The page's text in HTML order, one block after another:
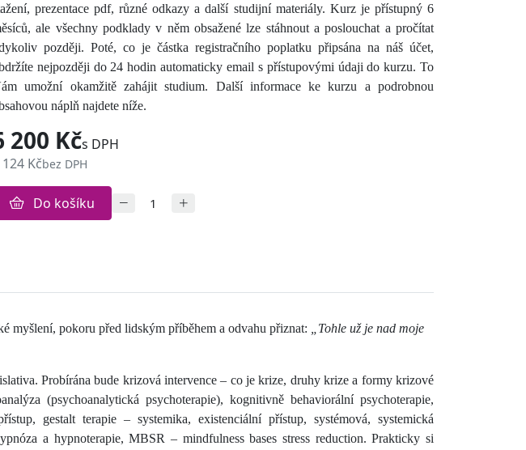
prezentace pdf, různé odkazy a další studijní materiály. Kurz je přístupný 6
ale všechny podklady v něm obsažené lze stáhnout a poslouchat a pročítat
později. Poté, co je částka registračního poplatku připsána na náš účet,
nejpozději do 24 hodin automaticky email s přístupovými údaji do kurzu. To
umožní okamžitě zahájit studium. Další informace ke kurzu a podrobnou
náplň najdete níže.
200 Kčs DPH
Kčbez DPH
Do košíku
myšlení, pokoru před lidským příběhem a odvahu přiznat:
„Tohle už je nad moje
Probírána bude krizová intervence – co je krize, druhy krize a formy krizové
(psychoanalytická psychoterapie), kognitivně behaviorální psychoterapie,
gestalt terapie – systemika, existenciální přístup, systémová, systemická
a hypnoterapie, MBSR – mindfulness bases stress reduction. Prakticky si